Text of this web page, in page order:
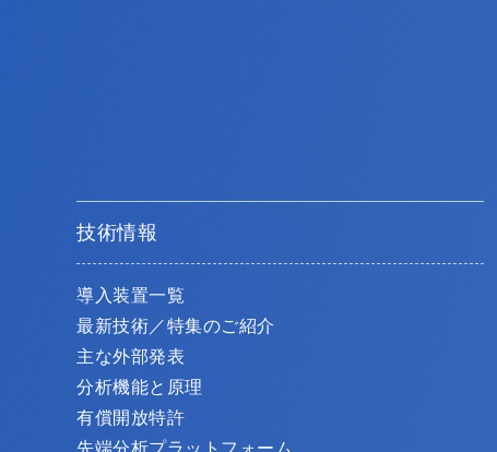
技術情報
導入装置一覧
最新技術／特集のご紹介
主な外部発表
分析機能と原理
有償開放特許
先端分析プラットフォーム